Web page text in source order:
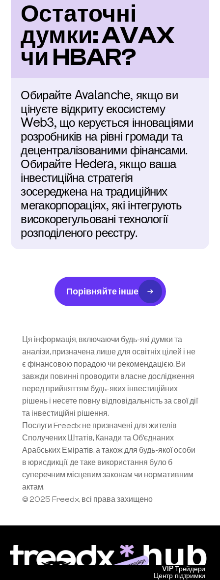
Остаточні
думки: AVAX
чи HBAR?
Обирайте Avalanche, якщо ви
цінуєте відкриту екосистему
Web3, що керується інноваціями
розробників на рівні громади та
децентралізованими фінансами.
Обирайте Hedera, якщо ваша
інвестиційна стратегія
зосереджена на традиційних
мегакорпораціях, які інтегрують
високорегульовані технології
розподіленого реєстру.
Порівняйте інше
Ця інформація, включаючи будь-які думки та
аналізи, призначена лише для освітніх цілей і не
є фінансовою порадою чи рекомендацією. Ви
завжди повинні проводити власне дослідження
перед прийняттям будь-яких інвестиційних
рішень і несете повну відповідальність за свої дії
та інвестиційні рішення.
Послуги Freedx не призначені для жителів
Сполучених Штатів, Канади та Об’єднаних
Арабських Еміратів, а також для будь-якої особи
в юрисдикції, де таке використання було б
суперечним місцевим законам чи нормативним
актам.
© 2025 Freedx, всі права захищено
Центр підтримки
VIP Трейдери